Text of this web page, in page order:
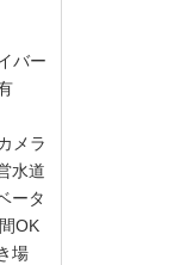
バー
メラ
水道
ータ
OK
場